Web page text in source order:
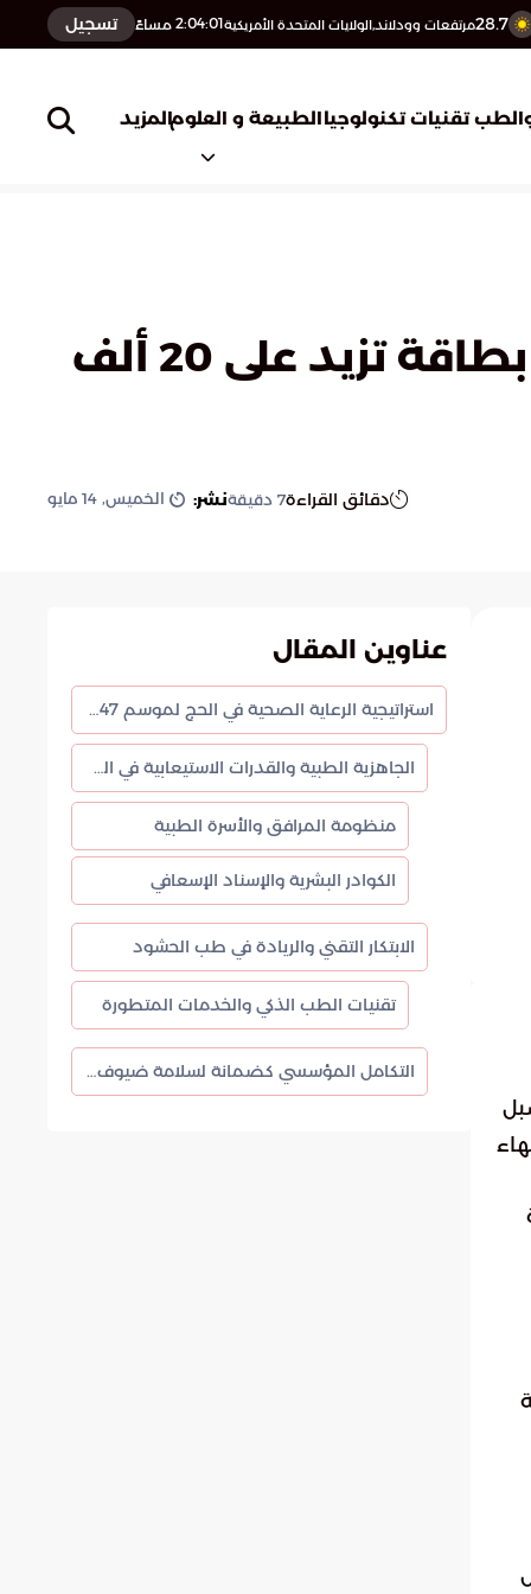
28.7مرتفعات وودلاند,الولايات المتحدة الأمريكية2:04:02 مساءً تسجيل
تقنيات تكنولوجياالطبيعة و العلومالمزيد
وزير الصحة: جاهزية متقدمة للقطاع الصحي بالحج بطاقة تزيد على 20 ألف
دقائق القراءة7 دقيقةنشر: الخميس, 14 مايو
عناوين المقال
استراتيجية الرعاية الصحية في الحج لموسم 1447هـ
الجاهزية الطبية والقدرات الاستيعابية في المشاعر المقدسة
منظومة المرافق والأسرة الطبية
الكوادر البشرية والإسناد الإسعافي
الابتكار التقني والريادة في طب الحشود
تقنيات الطب الذكي والخدمات المتطورة
التكامل المؤسسي كضمانة لسلامة ضيوف الرحمن